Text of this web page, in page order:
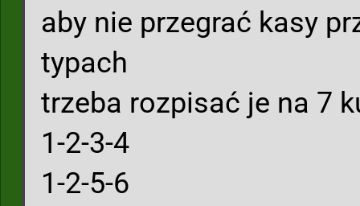
aby nie przegrać kasy
typach
trzeba rozpisać je na 7
1-2-3-4
1-2-5-6